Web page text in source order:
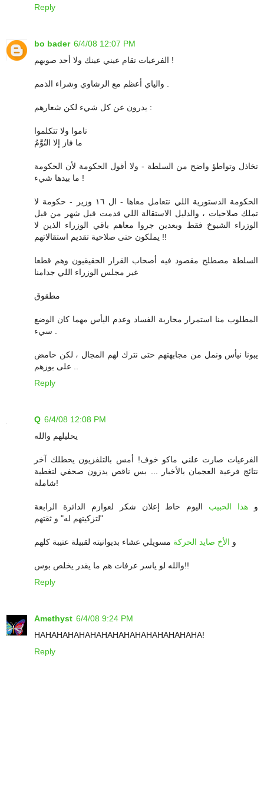
Reply
bo bader 6/4/08 12:07 PM
الفرعيات تقام عيني عينك ولا أحد صوبهم !
يدرون عن كل شيء لكن شعارهم :
ناموا ولا تتكلموا
ما فاز إلا النُوَّمُ
تخاذل وتواطؤ واضح من السلطة - ولا أقول الحكومة لأن الحكومة
ما بيدها شيء !
الحكومة الدستورية اللي نتعامل معاها - ال ١٦ وزير - حكومة لا
تملك صلاحيات ، والدليل الاستقالة اللي قدمت قبل شهر من قبل
الوزراء الشيوخ فقط وبعدين جروا معاهم باقي الوزراء الذين لا
يملكون حتى صلاحية تقديم استقالاتهم !!
السلطة مصطلح مقصود فيه أصحاب القرار الحقيقيون وهم قطعا
غير مجلس الوزراء اللي جدامنا
مطقوق
المطلوب منا استمرار محاربة الفساد وعدم اليأس مهما كان الوضع
يبونا نيأس ونمل من مجابهتهم حتى نترك لهم المجال ، لكن حامض
Reply
Q 6/4/08 12:08 PM
يحليلهم والله
الفرعيات صارت علني ماكو خوف! أمس بالتلفزيون يحطلك آخر
نتائج فرعية العجمان بالأخبار ... بس ناقص يدزون صحفي لتغطية
شاملة!
و هذا الحبيب اليوم حاط إعلان شكر لعوازم الدائرة الرابعة
"لتزكيتهم له" و ثقتهم
و الأخ صايد الحركة مسويلي عشاء بديوانيته لقبيلة عتيبة كلهم
والله لو ياسر عرفات هم ما يقدر يخلص بوس!!
Reply
Amethyst 6/4/08 9:24 PM
HAHAHAHAHAHAHAHAHAHAHAHAHAHAHA!
Reply